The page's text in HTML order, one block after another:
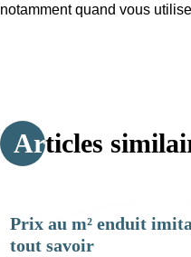
notamment quand vous
Articles
Prix au m² enduit
tout savoir